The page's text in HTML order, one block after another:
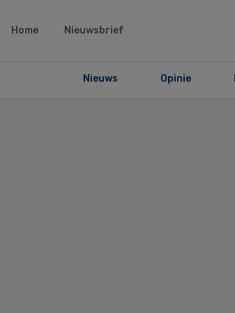
Home Nieuwsbrief
Nieuws Opinie